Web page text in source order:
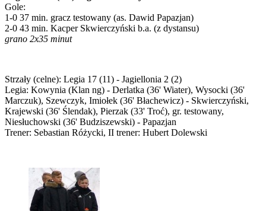
Gole:
1-0 37 min. gracz testowany (as. Dawid Papazjan)
2-0 43 min. Kacper Skwierczyński b.a. (z dystansu)
grano 2x35 minut
Strzały (celne): Legia 17 (11) - Jagiellonia 2 (2)
Legia: Kowynia (Klan ng) - Derlatka (36' Wiater), Wysocki (36'
Marczuk), Szewczyk, Imiołek (36' Błachewicz) - Skwierczyński,
Krajewski (36' Ślendak), Pierzak (33' Troć), gr. testowany,
Niesłuchowski (36' Budziszewski) - Papazjan
Trener: Sebastian Różycki, II trener: Hubert Dolewski